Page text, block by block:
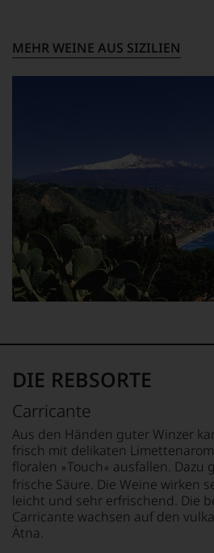
MEHR WEINE AUS SIZILIEN
DIE REBSORTE
Carricante
Aus den Händen guter Winzer
frisch mit delikaten
floralen » Touch « ausfallen. Dazu
frische Säure. Die Weine wirken
leicht und sehr erfrischend. Die
Carricante wachsen auf den
Ätna.